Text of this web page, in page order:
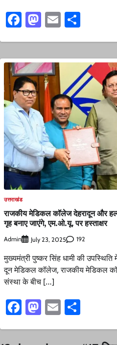
Facebook
Mastodon
Email
उत्तराखंड
राजकीय मेडिकल कॉलेज देहरादून और
गृह बनाए जाएंगे, एम.ओ.यू. पर हस्ताक्षर
Admin July 23, 2025 192
मुख्यमंत्री पुष्कर सिंह धामी की
दून मेडिकल कॉलेज, राजकीय मेडिकल
संस्था के बीच […]
Facebook
Mastodon
Email